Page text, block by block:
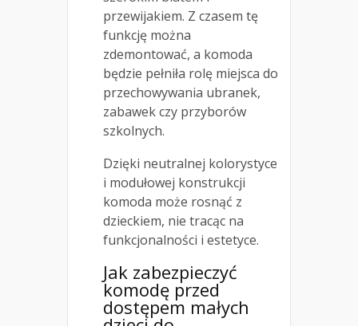
przewijakiem. Z czasem tę
funkcję można
zdemontować, a komoda
będzie pełniła rolę miejsca do
przechowywania ubranek,
zabawek czy przyborów
szkolnych.
Dzięki neutralnej kolorystyce
i modułowej konstrukcji
komoda może rosnąć z
dzieckiem, nie tracąc na
funkcjonalności i estetyce.
Jak zabezpieczyć
komodę przed
dostępem małych